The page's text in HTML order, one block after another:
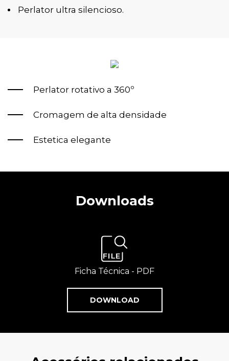
Perlator ultra silencioso.
Perlator rotativo a 360º
Cromagem de alta densidade
Estetica elegante
Downloads
Ficha Técnica - PDF
DOWNLOAD